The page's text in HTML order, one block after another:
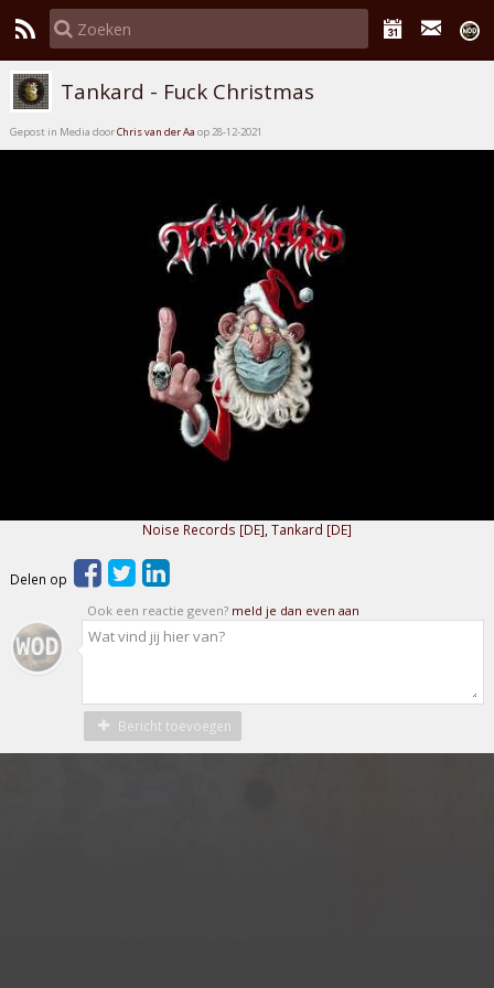
Tankard - Fuck Christmas
Gepost in Media doorChris van der Aa op 28-12-2021
Noise Records [DE] Tankard [DE]
Delen op
Ook een reactie geven? meld je dan even aan
Bericht toevoegen